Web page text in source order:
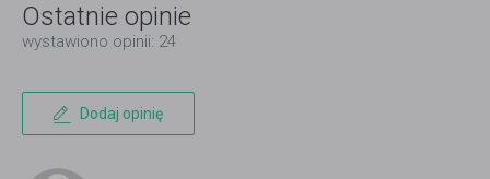
Ostatnie opinie
wystawiono opinii: 24
Dodaj opinię